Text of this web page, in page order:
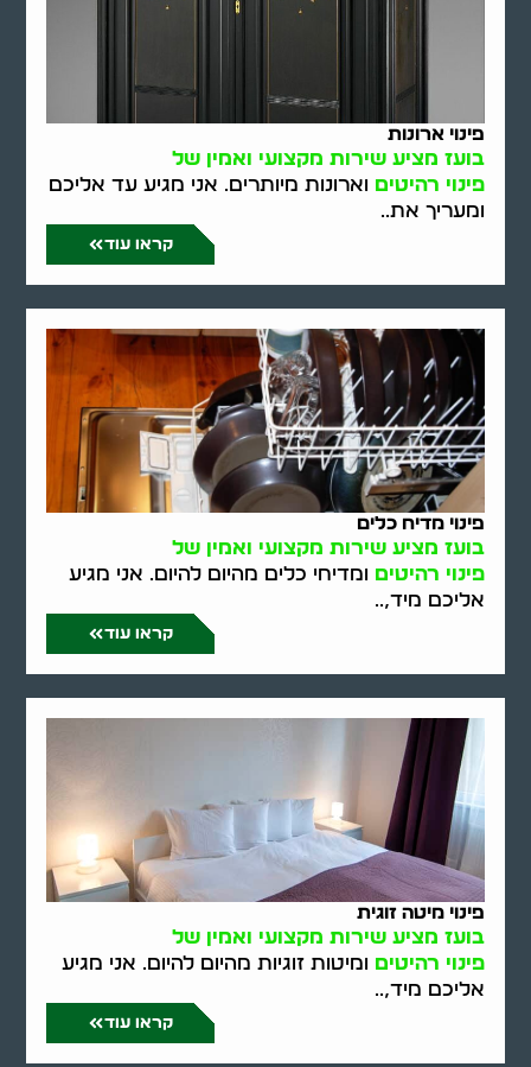
פינוי ארונות
בועז מציע שירות מקצועי ואמין של
פינוי רהיטים וארונות מיותרים. אני מגיע עד אליכם
ומעריך את..
קראו עוד
פינוי מדיח כלים
בועז מציע שירות מקצועי ואמין של
פינוי רהיטים ומדיחי כלים מהיום להיום. אני מגיע
אליכם מיד,..
קראו עוד
פינוי מיטה זוגית
בועז מציע שירות מקצועי ואמין של
פינוי רהיטים ומיטות זוגיות מהיום להיום. אני מגיע
אליכם מיד,..
קראו עוד